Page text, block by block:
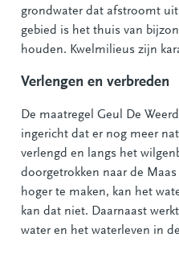
grondwater dat afstroomt
gebied is het thuis van
houden. Kwelmilieus zijn
Verlengen en verbreden
De maatregel Geul De
ingericht dat er nog meer
verlengd en langs het
doorgetrokken naar de
hoger te maken, kan het
kan dat niet. Daarnaast
water en het waterleven in